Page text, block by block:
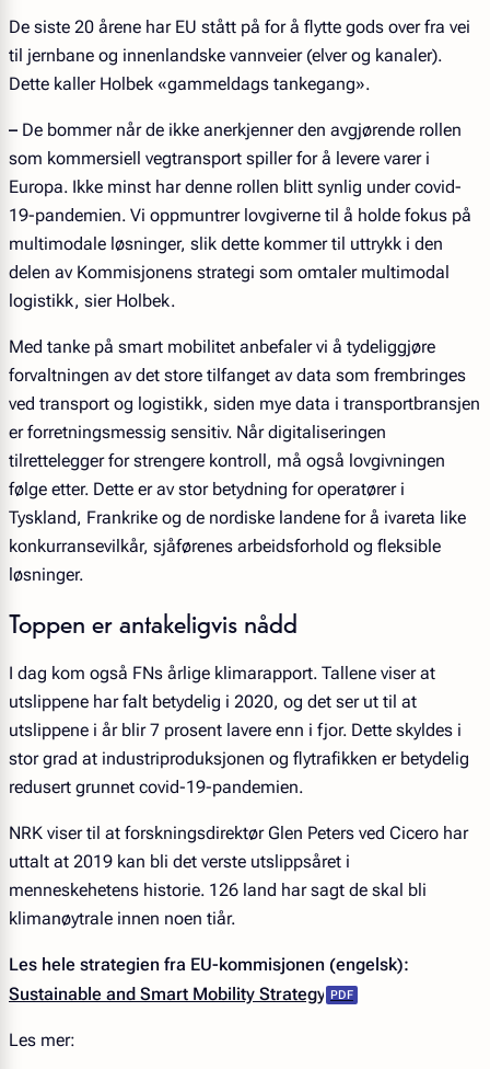
De siste 20 årene har EU stått på for å flytte gods over fra vei
til jernbane og innenlandske vannveier (elver og kanaler).
Dette kaller Holbek «gammeldags tankegang».
– De bommer når de ikke anerkjenner den avgjørende rollen
som kommersiell vegtransport spiller for å levere varer i
Europa. Ikke minst har denne rollen blitt synlig under covid-
19-pandemien. Vi oppmuntrer lovgiverne til å holde fokus på
multimodale løsninger, slik dette kommer til uttrykk i den
delen av Kommisjonens strategi som omtaler multimodal
logistikk, sier Holbek.
Med tanke på smart mobilitet anbefaler vi å tydeliggjøre
forvaltningen av det store tilfanget av data som frembringes
ved transport og logistikk, siden mye data i transportbransjen
er forretningsmessig sensitiv. Når digitaliseringen
tilrettelegger for strengere kontroll, må også lovgivningen
følge etter. Dette er av stor betydning for operatører i
Tyskland, Frankrike og de nordiske landene for å ivareta like
konkurransevilkår, sjåførenes arbeidsforhold og fleksible
løsninger.
Toppen er antakeligvis nådd
I dag kom også FNs årlige klimarapport. Tallene viser at
utslippene har falt betydelig i 2020, og det ser ut til at
utslippene i år blir 7 prosent lavere enn i fjor. Dette skyldes i
stor grad at industriproduksjonen og flytrafikken er betydelig
redusert grunnet covid-19-pandemien.
NRK viser til at forskningsdirektør Glen Peters ved Cicero har
uttalt at 2019 kan bli det verste utslippsåret i
menneskehetens historie. 126 land har sagt de skal bli
klimanøytrale innen noen tiår.
Les hele strategien fra EU-kommisjonen (engelsk):
Sustainable and Smart Mobility Strategy
Les mer: